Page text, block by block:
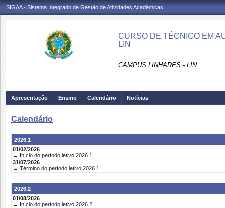
SIGAA - Sistema Integrado de Gestão de Atividades Acadêmicas
CURSO DE TÉCNICO EM
LIN
CAMPUS LINHARES - LIN
Apresentação Ensino Calendário Notícias
Calendário
2026.1
01/02/2026
→ Início do período letivo 2026.1.
31/07/2026
→ Término do período letivo 2026.1.
2026.2
01/08/2026
→ Início do período letivo 2026.2.